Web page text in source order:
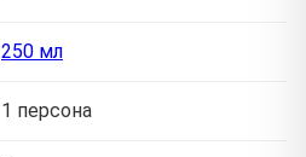
250 мл
1 персона